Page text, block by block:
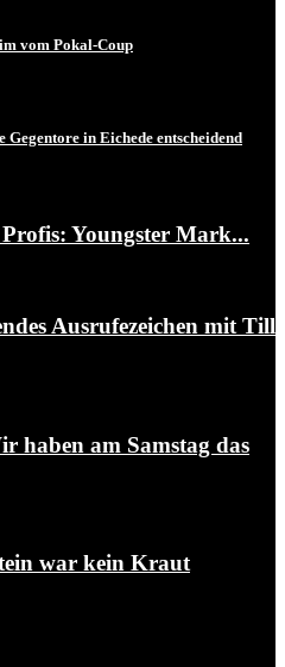
vom Pokal-Coup
in Eichede entscheidend
Youngster Mark...
Ausrufezeichen mit Till
haben am Samstag das
war kein Kraut